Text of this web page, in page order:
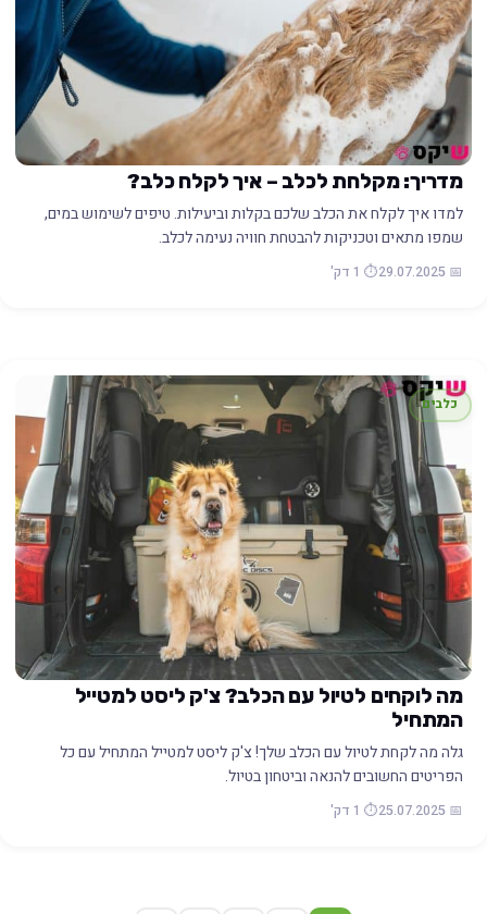
מדריך: מקלחת לכלב – איך לקלח כלב?
למדו איך לקלח את הכלב שלכם בקלות וביעילות. טיפים לשימוש במים,
שמפו מתאים וטכניקות להבטחת חוויה נעימה לכלב.
📅 29.07.2025 ⏱️ 1 דק'
כלבים
מה לוקחים לטיול עם הכלב? צ'ק ליסט למטייל
המתחיל
גלה מה לקחת לטיול עם הכלב שלך! צ'ק ליסט למטייל המתחיל עם כל
הפריטים החשובים להנאה וביטחון בטיול.
📅 25.07.2025 ⏱️ 1 דק'